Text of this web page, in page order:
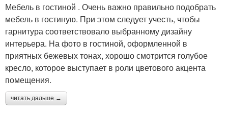
Мебель в гостиной . Очень важно правильно подобрать
мебель в гостиную. При этом следует учесть, чтобы
гарнитура соответствовало выбранному дизайну
интерьера. На фото в гостиной, оформленной в
приятных бежевых тонах, хорошо смотрится голубое
кресло, которое выступает в роли цветового акцента
помещения.
читать дальше →